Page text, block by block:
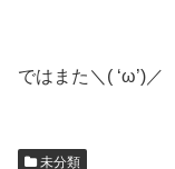
ではまた＼( ‘ω’)／
未分類